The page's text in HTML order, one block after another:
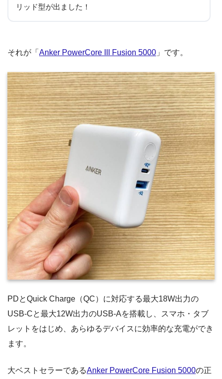
リッド型が出ました！
それが「 Anker PowerCore III Fusion 5000 」です。
PDとQuick Charge（QC）に対応する最大18W出力の
USB-Cと最大12W出力のUSB-Aを搭載し、スマホ・タブ
レットをはじめ、あらゆるデバイスに効率的な充電ができ
ます。
大ベストセラーであるAnker PowerCore Fusion 5000の正